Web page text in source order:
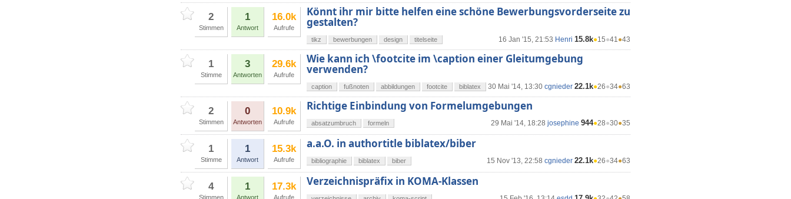
2
Stimmen
1
Antwort
16.0k
Aufrufe
Könnt ihr mir bitte helfen eine schöne Bewerbungsvorderseite zu
gestalten?
16 Jan '15, 21:53 Henri 15.8k●15●41●43
tikz bewerbungen design titelseite
1
Stimme
3
Antworten
29.6k
Aufrufe
Wie kann ich \footcite im \caption einer Gleitumgebung
verwenden?
30 Mai '14, 13:30 cgnieder 22.1k●26●34●63
caption fußnoten abbildungen footcite biblatex
2
Stimmen
0
Antworten
10.9k
Aufrufe
Richtige Einbindung von Formelumgebungen
29 Mai '14, 18:28 josephine 944●28●30●35
absatzumbruch formeln
1
Stimme
1
Antwort
15.3k
Aufrufe
a.a.O. in authortitle biblatex/biber
15 Nov '13, 22:58 cgnieder 22.1k●26●34●63
bibliographie biblatex biber
4
Stimmen
1
Antwort
17.3k
Aufrufe
Verzeichnispräfix in KOMA-Klassen